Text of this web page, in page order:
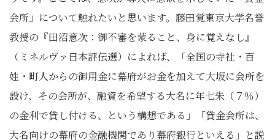
会所」について触れたいと思います。藤田覚東京大学名誉
教授の『田沼意次：御不審を蒙ること、身に覚えなし』
（ミネルヴァ日本評伝選）によれば、「全国の寺社・百
姓・町人からの御用金に幕府がお金を加えて大坂に会所を
設け、その会所が、融資を希望する大名に年七朱（７％）
の金利で貸し付ける、という構想である」「貸金会所は、
大名向けの幕府の金融機関であり幕府銀行といえる」と説